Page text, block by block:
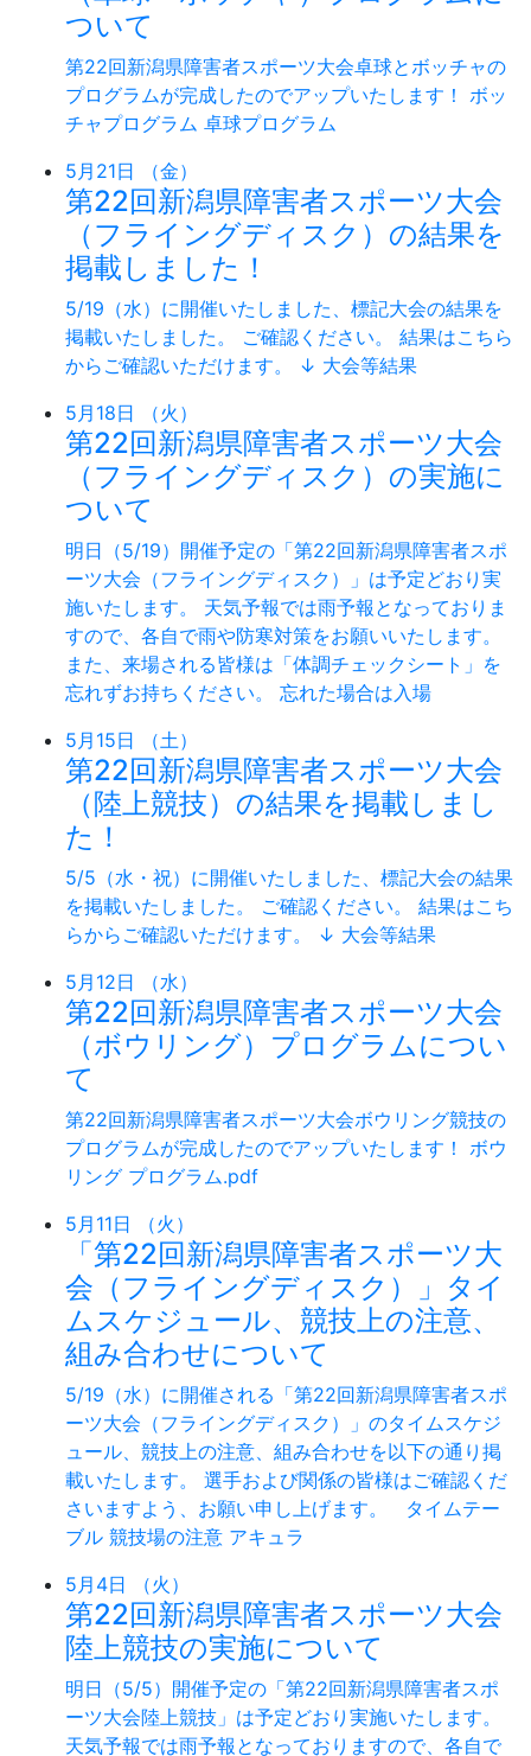
ついて
第22回新潟県障害者スポーツ大会卓球とボッチャの
プログラムが完成したのでアップいたします！ ボッ
チャプログラム 卓球プログラム
5月21日 （金）
第22回新潟県障害者スポーツ大会
（フライングディスク）の結果を
掲載しました！
5/19（水）に開催いたしました、標記大会の結果を
掲載いたしました。 ご確認ください。 結果はこちら
からご確認いただけます。 ↓ 大会等結果
5月18日 （火）
第22回新潟県障害者スポーツ大会
（フライングディスク）の実施に
ついて
明日（5/19）開催予定の「第22回新潟県障害者スポ
ーツ大会（フライングディスク）」は予定どおり実
施いたします。 天気予報では雨予報となっておりま
すので、各自で雨や防寒対策をお願いいたします。
また、来場される皆様は「体調チェックシート」を
忘れずお持ちください。 忘れた場合は入場
5月15日 （土）
第22回新潟県障害者スポーツ大会
（陸上競技）の結果を掲載しまし
た！
5/5（水・祝）に開催いたしました、標記大会の結果
を掲載いたしました。 ご確認ください。 結果はこち
らからご確認いただけます。 ↓ 大会等結果
5月12日 （水）
第22回新潟県障害者スポーツ大会
（ボウリング）プログラムについ
て
第22回新潟県障害者スポーツ大会ボウリング競技の
プログラムが完成したのでアップいたします！ ボウ
リング プログラム.pdf
5月11日 （火）
「第22回新潟県障害者スポーツ大
会（フライングディスク）」タイ
ムスケジュール、競技上の注意、
組み合わせについて
5/19（水）に開催される「第22回新潟県障害者スポ
ーツ大会（フライングディスク）」のタイムスケジ
ュール、競技上の注意、組み合わせを以下の通り掲
載いたします。 選手および関係の皆様はご確認くだ
さいますよう、お願い申し上げます。 タイムテー
ブル 競技場の注意 アキュラ
5月4日 （火）
第22回新潟県障害者スポーツ大会
陸上競技の実施について
明日（5/5）開催予定の「第22回新潟県障害者スポ
ーツ大会陸上競技」は予定どおり実施いたします。
天気予報では雨予報となっておりますので、各自で